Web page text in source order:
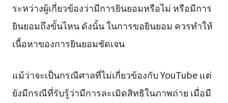
ระหว่างผู้เกี่ยวข้องว่ามีการยินยอมหรือไม่ หรือมีการ
ยินยอมถึงขั้นไหน ดังนั้น ในการขอยินยอม ควรทำให้
เนื้อหาของการยินยอมชัดเจน
แม้ว่าจะเป็นกรณีศาลที่ไม่เกี่ยวข้องกับ YouTube แต่
ยังมีกรณีที่รับรู้ว่ามีการละเมิดสิทธิในภาพถ่าย เมื่อมี